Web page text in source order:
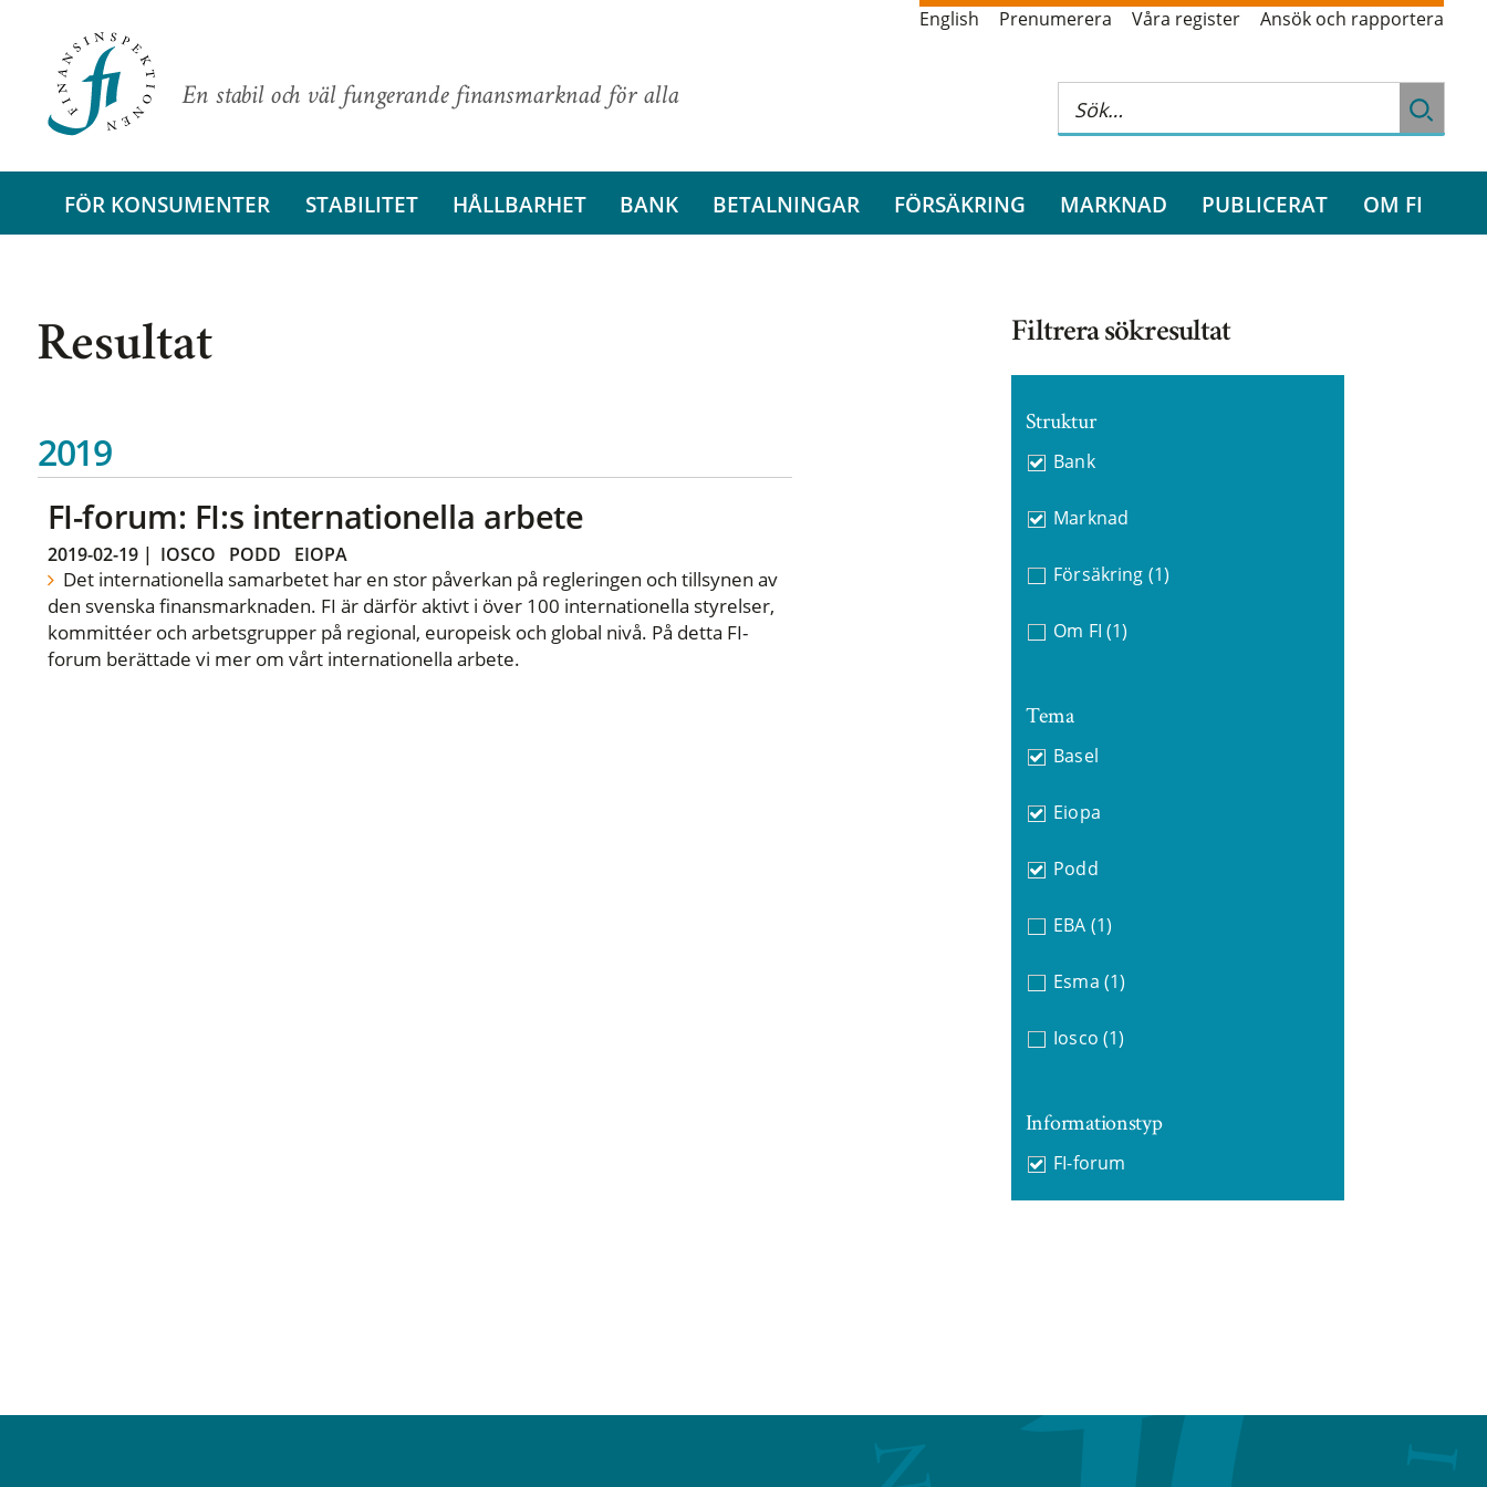
En stabil och väl fungerande finansmarknad för alla
English Prenumerera Våra register Ansök och rapportera
FÖR KONSUMENTER STABILITET HÅLLBARHET BANK BETALNINGAR FÖRSÄKRING MARKNAD PUBLICERAT OM FI
Resultat
2019
FI-forum: FI:s internationella arbete
2019-02-19| IOSCO PODD EIOPA
Det internationella samarbetet har en stor påverkan på regleringen och tillsynen av
den svenska finansmarknaden. FI är därför aktivt i över 100 internationella styrelser,
kommittéer och arbetsgrupper på regional, europeisk och global nivå. På detta FI-
forum berättade vi mer om vårt internationella arbete.
Filtrera sökresultat
Struktur
Bank
Marknad
Försäkring (1)
Om FI (1)
Tema
Basel
Eiopa
Podd
EBA (1)
Esma (1)
Iosco (1)
Informationstyp
FI-forum